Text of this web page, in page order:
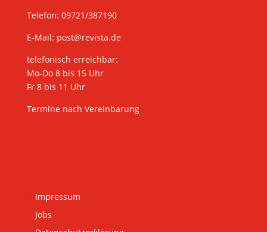
Telefon: 09721/387190
E-Mail: post@revista.de
telefonisch erreichbar:
Mo-Do 8 bis 15 Uhr
Fr 8 bis 11 Uhr
Termine nach Vereinbarung
Impressum
Jobs